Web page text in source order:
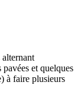
et quelques
à faire plusieurs